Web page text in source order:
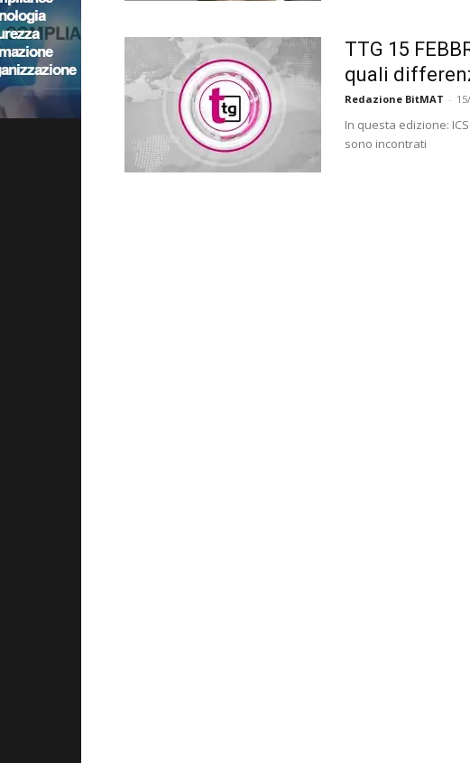
TTG 15
quali
Redazione BitMAT -
In questa edizione:
sono incontrati